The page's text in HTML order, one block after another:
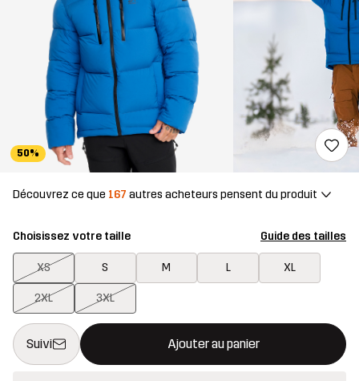
50%
Découvrez ce que 167 autres acheteurs pensent du produit
Choisissez votre taille Guide des tailles
XS S M L XL
2XL 3XL
Suivi Ajouter au panier
Ce bouton ouvrira une fenêtre modale confirmant un nouvel
{{taille}} non disponible